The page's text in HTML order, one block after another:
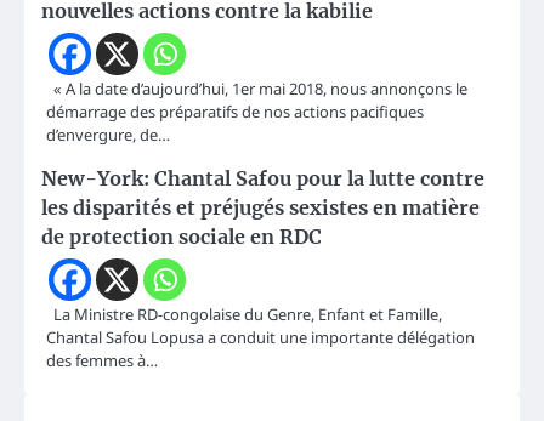
nouvelles actions contre la kabilie
« A la date d’aujourd’hui, 1er mai 2018, nous annonçons le
démarrage des préparatifs de nos actions pacifiques
d’envergure, de…
New-York: Chantal Safou pour la lutte contre
les disparités et préjugés sexistes en matière
de protection sociale en RDC
La Ministre RD-congolaise du Genre, Enfant et Famille,
Chantal Safou Lopusa a conduit une importante délégation
des femmes à…